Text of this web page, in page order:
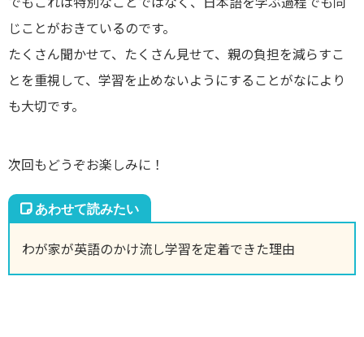
じことがおきているのです。
たくさん聞かせて、たくさん見せて、親の負担を減らすこ
とを重視して、学習を止めないようにすることがなにより
も大切です。
次回もどうぞお楽しみに！
わが家が英語のかけ流し学習を定着できた理由